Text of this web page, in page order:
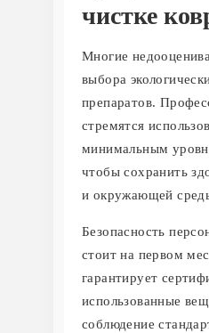
чистке
Многие
выбора
препаратов.
стремятся
минимальным
чтобы сохранить
и окружающей
Безопасность
стоит на первом
гарантирует
использованные
соблюдение